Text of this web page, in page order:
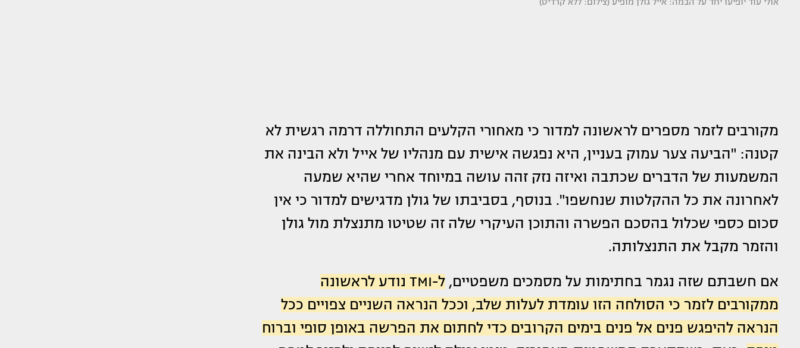
מקורבים לזמר מספרים לראשונה למדור כי מאחורי הקלעים התחוללה דרמה רגשית לא
קטנה: "הביעה צער עמוק בעניין, היא נפגשה אישית עם מנהליו של אייל ולא הבינה את
המשמעות של הדברים שכתבה ואיזה נזק זהה עושה במיוחד אחרי שהיא שמעה
לאחרונה את כל ההקלטות שנחשפו". בנוסף, בסביבתו של גולן מדגישים למדור כי אין
סכום כספי שכלול בהסכם הפשרה והתוכן העיקרי שלה זה שטיטו מתנצלת מול גולן
והזמר מקבל את התנצלותה.
אם חשבתם שזה נגמר בחתימות על מסמכים משפטיים,
ל-TMI נודע לראשונה
ממקורבים לזמר כי הסולחה הזו עומדת לעלות שלב, וככל הנראה השניים צפויים ככל
הנראה להיפגש פנים אל פנים בימים הקרובים כדי לחתום את הפרשה באופן סופי וברוח